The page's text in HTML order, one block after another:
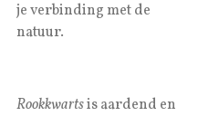
je verbinding met de
natuur.
Rookkwartsis aardend en